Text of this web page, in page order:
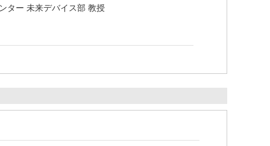
ター 未来デバイス部 教授